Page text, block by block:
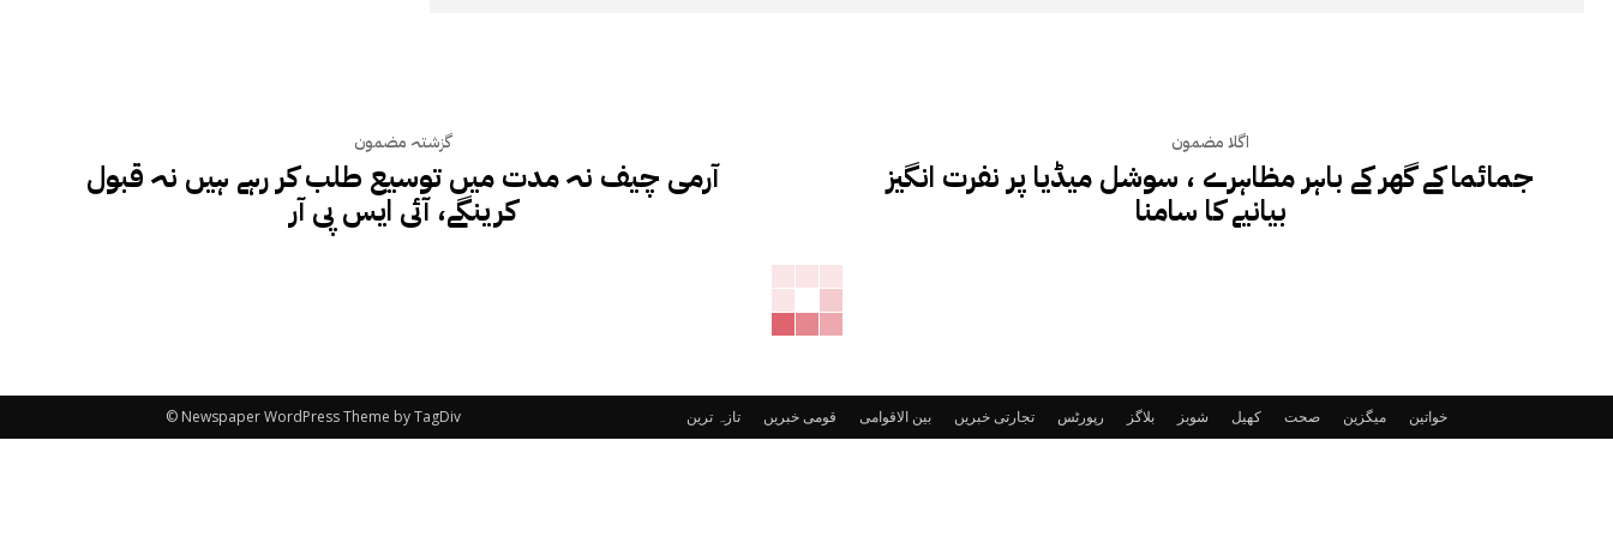
گزشتہ مضمون
آرمی چیف نہ مدت میں توسیع طلب کر رہے ہیں نہ قبول
کرینگے، آئی ایس پی آر
اگلا مضمون
جمائما کے گھر کے باہر مظاہرے ، سوشل میڈیا پر نفرت انگیز
بیانیے کا سامنا
تازہ ترین قومی خبریں بین الاقوامی تجارتی خبریں رپورٹس بلاگز شوبز کھیل صحت میگزین خواتین © Newspaper WordPress Theme by TagDiv